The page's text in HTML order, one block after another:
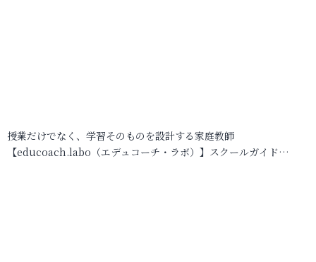
授業だけでなく、学習そのものを設計する家庭教師
【educoach.labo（エデュコーチ・ラボ）】スクールガイド…